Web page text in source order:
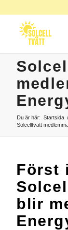
Du är här: Startsida /
Solcelltvätt
Först
blir